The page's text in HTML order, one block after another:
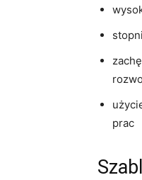
prac